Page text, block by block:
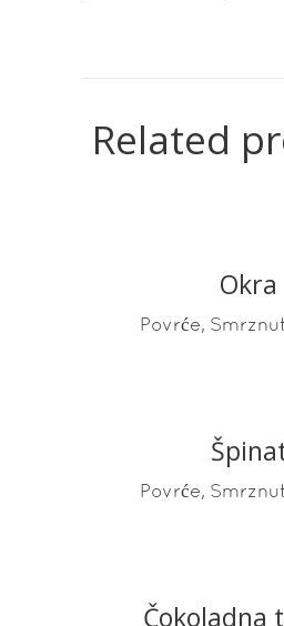
Related
READ
Okra
Povrće,
READ
Povrće,
Čokoladna